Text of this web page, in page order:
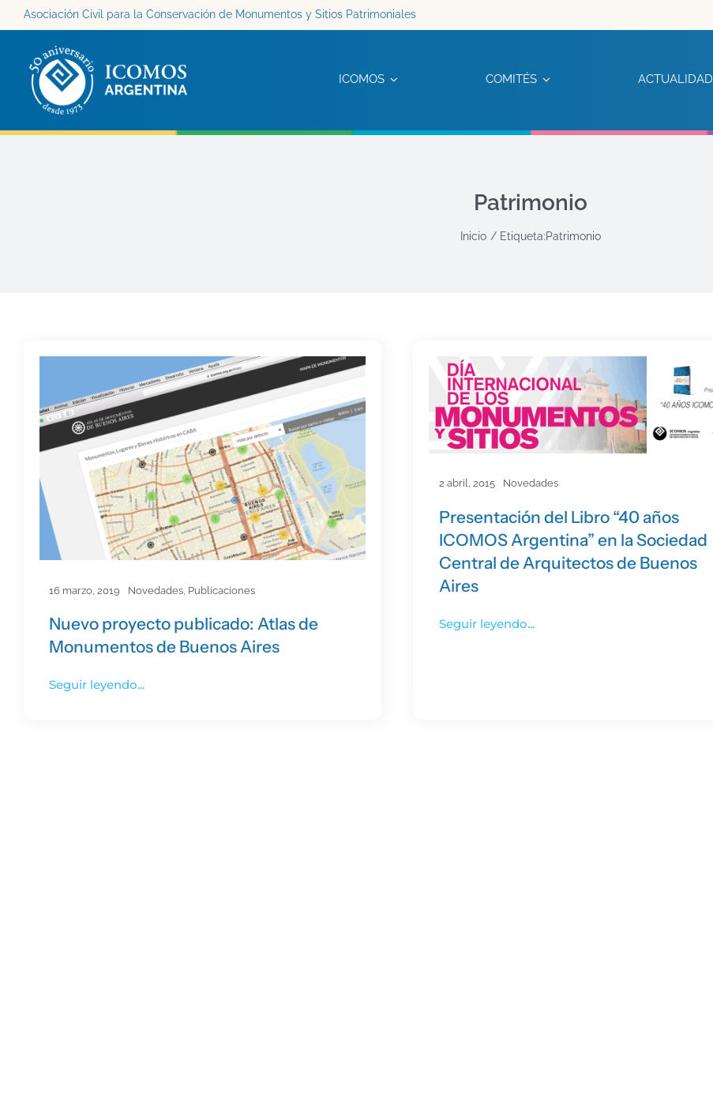
Saltar
contenido
Asociación Civil para la Conservación de Monumentos y Sitios Patrimoniales
ICOMOS COMITÉS ACTUALIDAD
Patrimonio
Inicio Etiqueta:Patrimonio
16 marzo, 2019 Novedades Publicaciones
Nuevo proyecto publicado: Atlas de
Monumentos de Buenos Aires
Seguir leyendo...
2 abril, 2015 Novedades
Presentación del Libro “40 años
ICOMOS Argentina” en la Sociedad
Central de Arquitectos de Buenos
Aires
Seguir leyendo...